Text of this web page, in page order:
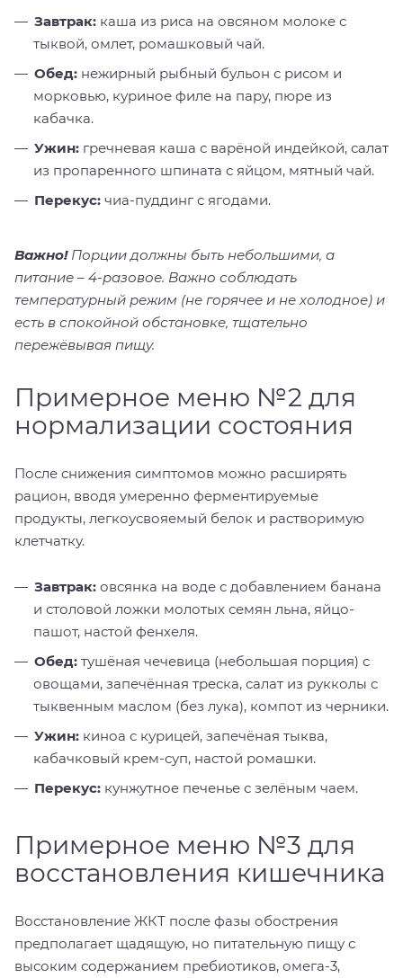
Завтрак: каша из риса на овсяном молоке с
тыквой, омлет, ромашковый чай.
Обед: нежирный рыбный бульон с рисом и
морковью, куриное филе на пару, пюре из
кабачка.
Ужин: гречневая каша с варёной индейкой, салат
из пропаренного шпината с яйцом, мятный чай.
Перекус: чиа-пуддинг с ягодами.
Важно!Порции должны быть небольшими, а
питание – 4-разовое. Важно соблюдать
температурный режим (не горячее и не холодное) и
есть в спокойной обстановке, тщательно
пережёвывая пищу.
Примерное меню №2 для
нормализации состояния
После снижения симптомов можно расширять
рацион, вводя умеренно ферментируемые
продукты, легкоусвояемый белок и растворимую
клетчатку.
Завтрак: овсянка на воде с добавлением банана
и столовой ложки молотых семян льна, яйцо-
пашот, настой фенхеля.
Обед: тушёная чечевица (небольшая порция) с
овощами, запечённая треска, салат из рукколы с
тыквенным маслом (без лука), компот из черники.
Ужин: киноа с курицей, запечёная тыква,
кабачковый крем-суп, настой ромашки.
Перекус: кунжутное печенье с зелёным чаем.
Примерное меню №3 для
восстановления кишечника
Восстановление ЖКТ после фазы обострения
предполагает щадящую, но питательную пищу с
высоким содержанием пребиотиков, омега-3,